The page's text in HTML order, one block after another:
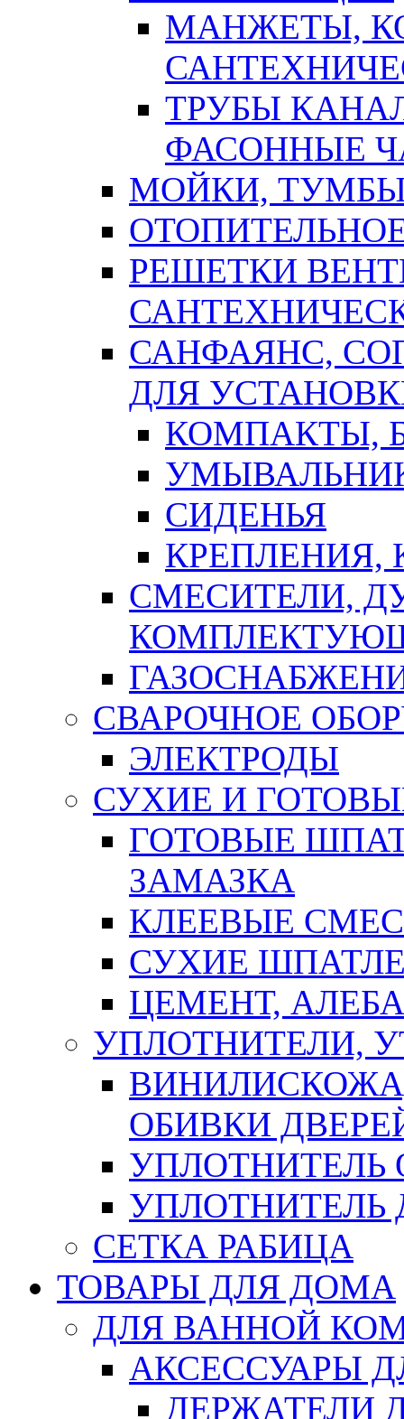
МАНЖЕТЫ,
ТРУБЫ
ФАСОННЫЕ
МОЙКИ,
РЕШЕТКИ
САНФАЯНС,
ДЛЯ
КОМПАКТЫ,
СИДЕНЬЯ
СМЕСИТЕЛИ,
СВАРОЧНОЕ
ЭЛЕКТРОДЫ
СУХИЕ И
ГОТОВЫЕ
ЗАМАЗКА
КЛЕЕВЫЕ
СУХИЕ
ЦЕМЕНТ,
УПЛОТНИТЕЛИ,
ОБИВКИ
УПЛОТНИТЕЛЬ
СЕТКА РАБИЦА
ТОВАРЫ ДЛЯ ДОМА
ДЛЯ ВАННОЙ
АКСЕССУАРЫ
ДЕРЖАТЕЛИ